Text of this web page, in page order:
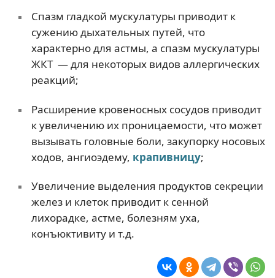
Спазм гладкой мускулатуры приводит к
сужению дыхательных путей, что
характерно для астмы, а спазм мускулатуры
ЖКТ — для некоторых видов аллергических
реакций;
Расширение кровеносных сосудов приводит
к увеличению их проницаемости, что может
вызывать головные боли, закупорку носовых
ходов, ангиоэдему, крапивницу;
Увеличение выделения продуктов секреции
желез и клеток приводит к сенной
лихорадке, астме, болезням уха,
конъюктивиту и т.д.